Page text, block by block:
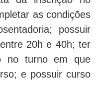
as condições
possuir
20h e 40h; ter
no turno em que
e possuir curso